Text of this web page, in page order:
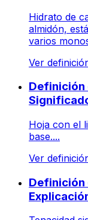
Hidrato de
almidón,
varios
Ver
Definición
Hoja con el
base....
Ver
Definición